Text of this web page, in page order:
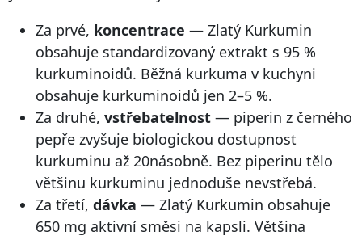
Za prvé, koncentrace — Zlatý Kurkumin
obsahuje standardizovaný extrakt s 95 %
kurkuminoidů. Běžná kurkuma v kuchyni
obsahuje kurkuminoidů jen 2–5 %.
Za druhé, vstřebatelnost — piperin z černého
pepře zvyšuje biologickou dostupnost
kurkuminu až 20násobně. Bez piperinu tělo
většinu kurkuminu jednoduše nevstřebá.
Za třetí, dávka — Zlatý Kurkumin obsahuje
650 mg aktivní směsi na kapsli. Většina